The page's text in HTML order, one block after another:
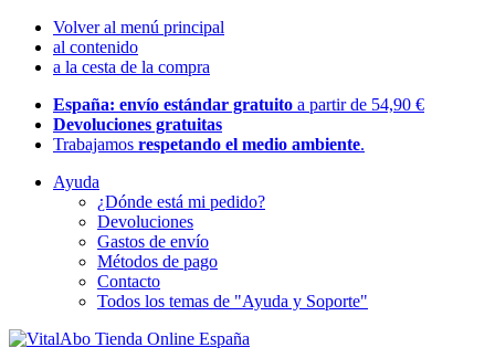
Volver al menú principal
al contenido
a la cesta de la compra
España: envío estándar gratuito a partir de 54,90 €
Devoluciones gratuitas
Trabajamos respetando el medio ambiente.
Ayuda
¿Dónde está mi pedido?
Devoluciones
Gastos de envío
Métodos de pago
Contacto
Todos los temas de "Ayuda y Soporte"